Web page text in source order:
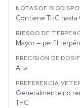
Contiene THC hasta
Mayor — perfil
Alta
Generalmente no
THC